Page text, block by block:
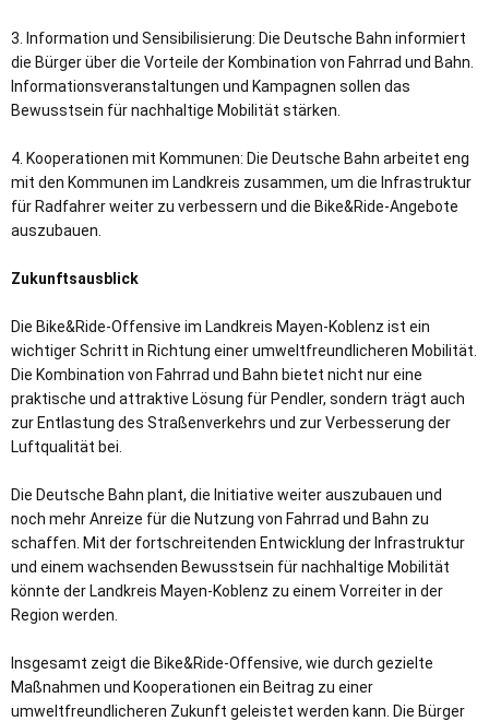
3. Information und Sensibilisierung: Die Deutsche Bahn informiert
die Bürger über die Vorteile der Kombination von Fahrrad und Bahn.
Informationsveranstaltungen und Kampagnen sollen das
Bewusstsein für nachhaltige Mobilität stärken.
4. Kooperationen mit Kommunen: Die Deutsche Bahn arbeitet eng
mit den Kommunen im Landkreis zusammen, um die Infrastruktur
für Radfahrer weiter zu verbessern und die Bike&Ride-Angebote
auszubauen.
Zukunftsausblick
Die Bike&Ride-Offensive im Landkreis Mayen-Koblenz ist ein
wichtiger Schritt in Richtung einer umweltfreundlicheren Mobilität.
Die Kombination von Fahrrad und Bahn bietet nicht nur eine
praktische und attraktive Lösung für Pendler, sondern trägt auch
zur Entlastung des Straßenverkehrs und zur Verbesserung der
Luftqualität bei.
Die Deutsche Bahn plant, die Initiative weiter auszubauen und
noch mehr Anreize für die Nutzung von Fahrrad und Bahn zu
schaffen. Mit der fortschreitenden Entwicklung der Infrastruktur
und einem wachsenden Bewusstsein für nachhaltige Mobilität
könnte der Landkreis Mayen-Koblenz zu einem Vorreiter in der
Region werden.
Insgesamt zeigt die Bike&Ride-Offensive, wie durch gezielte
Maßnahmen und Kooperationen ein Beitrag zu einer
umweltfreundlicheren Zukunft geleistet werden kann. Die Bürger